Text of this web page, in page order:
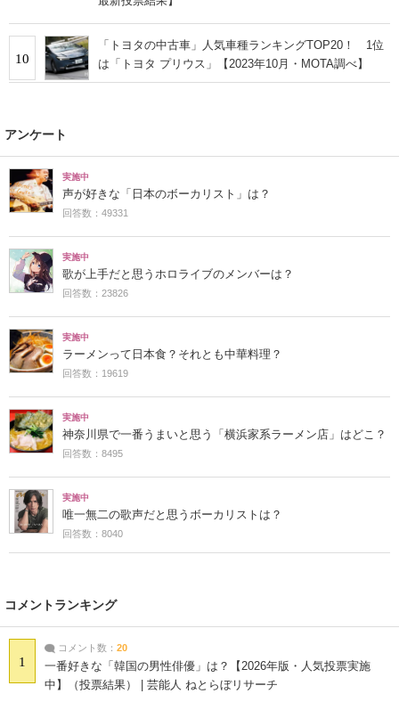
10
「トヨタの中古車」人気車種ランキングTOP20！ 1位
は「トヨタ プリウス」【2023年10月・MOTA調べ】
アンケート
実施中
声が好きな「日本のボーカリスト」は？
回答数：49331
実施中
歌が上手だと思うホロライブのメンバーは？
回答数：23826
実施中
ラーメンって日本食？それとも中華料理？
回答数：19619
実施中
神奈川県で一番うまいと思う「横浜家系ラーメン店」はどこ？
回答数：8495
実施中
唯一無二の歌声だと思うボーカリストは？
回答数：8040
コメントランキング
1
コメント数： 20
一番好きな「韓国の男性俳優」は？【2026年版・人気投票実施
中】（投票結果） | 芸能人 ねとらぼリサーチ